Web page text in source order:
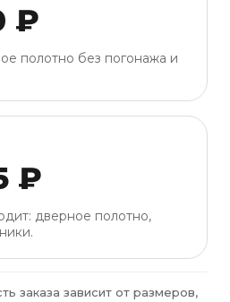
₽
полотно без погонажа и
₽
дверное полотно,
заказа зависит от размеров,